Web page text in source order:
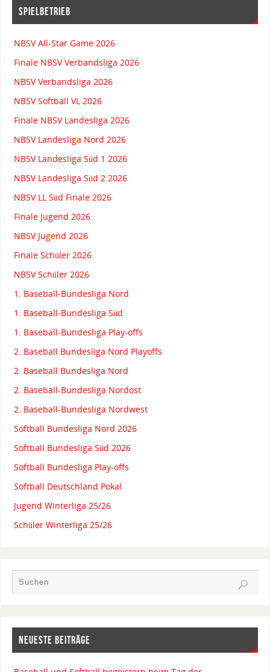
SPIELBETRIEB
NBSV All-Star Game 2026
Finale NBSV Verbandsliga 2026
NBSV Verbandsliga 2026
NBSV Softball VL 2026
Finale NBSV Landesliga 2026
NBSV Landesliga Nord 2026
NBSV Landesliga Süd 1 2026
NBSV Landesliga Süd 2 2026
NBSV LL Süd Finale 2026
Finale Jugend 2026
NBSV Jugend 2026
Finale Schüler 2026
NBSV Schüler 2026
1. Baseball-Bundesliga Nord
1. Baseball-Bundesliga Süd
1. Baseball-Bundesliga Play-offs
2. Baseball Bundesliga Nord Playoffs
2. Baseball Bundesliga Nord
2. Baseball-Bundesliga Nordost
2. Baseball-Bundesliga Nordwest
Softball Bundesliga Nord 2026
Softball Bundesliga Süd 2026
Softball Bundesliga Play-offs
Softball Deutschland Pokal
Jugend Winterliga 25/26
Schüler Winterliga 25/26
NEUESTE BEITRÄGE